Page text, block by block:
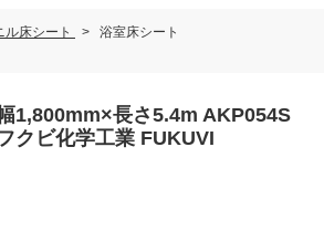
ル床シート > 浴室床シート
1,800mm×長さ5.4m AKP054S
クビ化学工業 FUKUVI